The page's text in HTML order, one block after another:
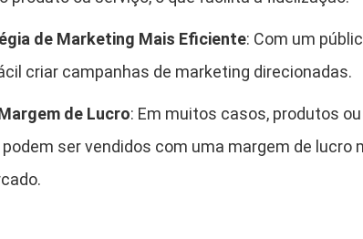
de Marketing Mais Eficiente: Com um
criar campanhas de marketing direcionadas.
de Lucro: Em muitos casos, produtos
ser vendidos com uma margem de lucro